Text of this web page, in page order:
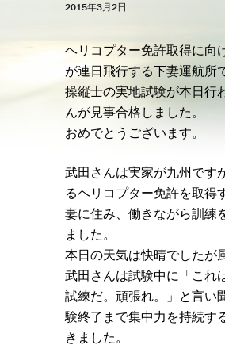
2015年3月2日
ヘリコプター免許取得に向
が連日飛行する下妻運航所
操縦士の実地試験が本日行
んが見事合格しました。
おめでとうございます。
武田さんは実家が九州です
るヘリコプター免許を取得
妻に住み、働きながら訓練
ました。
本日の天気は快晴でしたが
武田さんは試験中に「これ
試練だ。頑張れ。」と言い
験終了まで集中力を持続す
きました。